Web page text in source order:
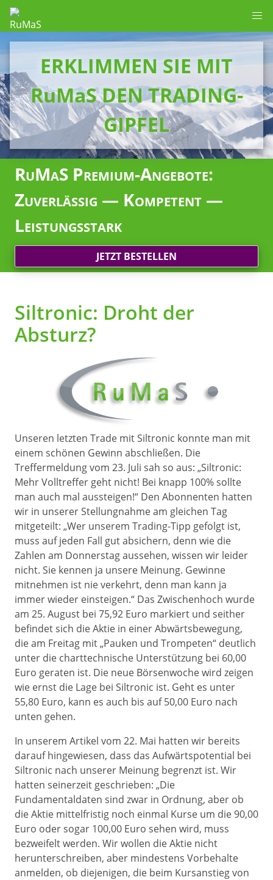
ERKLIMMEN SIE MIT
RuMaS DEN TRADING-
GIPFEL
RuMaS Premium-Angebote:
Zuverlässig — Kompetent —
Leistungsstark
JETZT BESTELLEN
Siltronic: Droht der
Absturz?
Unseren letzten Trade mit Siltronic konnte man mit
einem schönen Gewinn abschließen. Die
Treffermeldung vom 23. Juli sah so aus: „Siltronic:
Mehr Volltreffer geht nicht! Bei knapp 100% sollte
man auch mal aussteigen!“ Den Abonnenten hatten
wir in unserer Stellungnahme am gleichen Tag
mitgeteilt: „Wer unserem Trading-Tipp gefolgt ist,
muss auf jeden Fall gut absichern, denn wie die
Zahlen am Donnerstag aussehen, wissen wir leider
nicht. Sie kennen ja unsere Meinung. Gewinne
mitnehmen ist nie verkehrt, denn man kann ja
immer wieder einsteigen.“ Das Zwischenhoch wurde
am 25. August bei 75,92 Euro markiert und seither
befindet sich die Aktie in einer Abwärtsbewegung,
die am Freitag mit „Pauken und Trompeten“ deutlich
unter die charttechnische Unterstützung bei 60,00
Euro geraten ist. Die neue Börsenwoche wird zeigen
wie ernst die Lage bei Siltronic ist. Geht es unter
55,80 Euro, kann es auch bis auf 50,00 Euro nach
unten gehen.
In unserem Artikel vom 22. Mai hatten wir bereits
darauf hingewiesen, dass das Aufwärtspotential bei
Siltronic nach unserer Meinung begrenzt ist. Wir
hatten seinerzeit geschrieben: „Die
Fundamentaldaten sind zwar in Ordnung, aber ob
die Aktie mittelfristig noch einmal Kurse um die 90,00
Euro oder sogar 100,00 Euro sehen wird, muss
bezweifelt werden. Wir wollen die Aktie nicht
herunterschreiben, aber mindestens Vorbehalte
anmelden, ob diejenigen, die beim Kursanstieg von